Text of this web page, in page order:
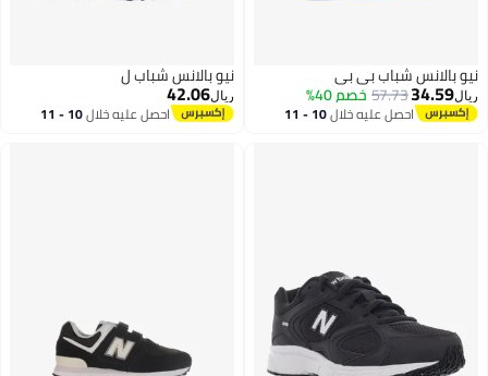
نيو بالانس شباب بي بي
ريال34.59
57.73خصم 40%
احصل عليه خلال 10 - 11
نيو بالانس شباب ل
ريال42.06
احصل عليه خلال 10 - 11